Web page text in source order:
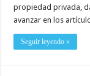
propiedad privada,
avanzar en los
Seguir leyendo »